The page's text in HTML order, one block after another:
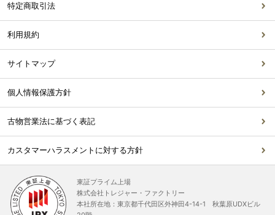
特定商取引法
利用規約
サイトマップ
個人情報保護方針
古物営業法に基づく表記
カスタマーハラスメントに対する方針
東証プライム上場
株式会社トレジャー・ファクトリー
本社所在地：東京都千代田区外神田4-14-1 秋葉原UDXビル